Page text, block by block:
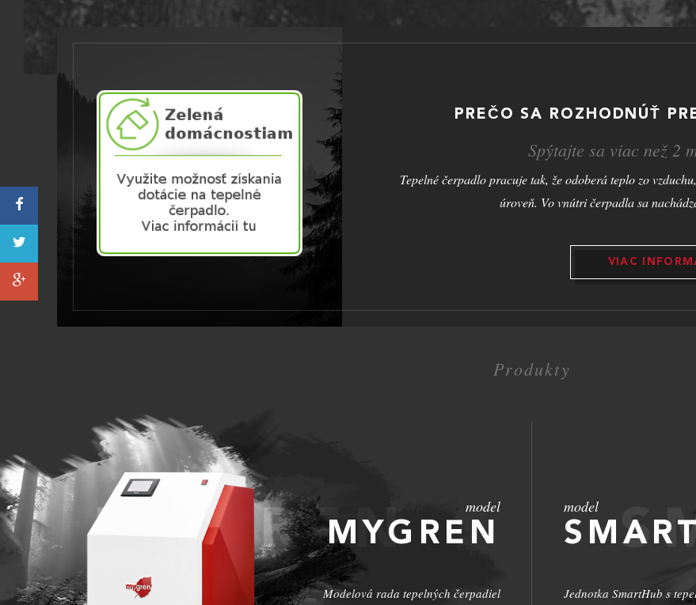
PREČO SA ROZHODNÚŤ
Spýtajte sa viac než 2
Tepelné čerpadlo pracuje tak, že odoberá teplo zo
úroveň. Vo vnútri čerpadla sa
VIAC
Produkty
model
MYGREN
Modelová rada tepelných čerpadiel
model
Jednotka SmartHub s